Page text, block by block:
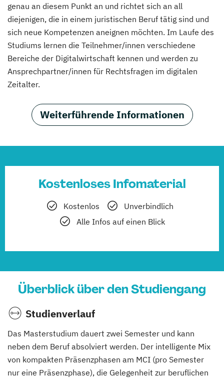
genau an diesem Punkt an und richtet sich an all
diejenigen, die in einem juristischen Beruf tätig sind und
sich neue Kompetenzen aneignen möchten. Im Laufe des
Studiums lernen die Teilnehmer/innen verschiedene
Bereiche der Digitalwirtschaft kennen und werden zu
Ansprechpartner/innen für Rechtsfragen im digitalen
Zeitalter.
Weiterführende Informationen
Kostenloses Infomaterial
Kostenlos
Unverbindlich
Alle Infos auf einen Blick
Überblick über den Studiengang
Studienverlauf
Das Masterstudium dauert zwei Semester und kann
neben dem Beruf absolviert werden. Der intelligente Mix
von kompakten Präsenzphasen am MCI (pro Semester
nur eine Präsenzphase), die Gelegenheit zur beruflichen